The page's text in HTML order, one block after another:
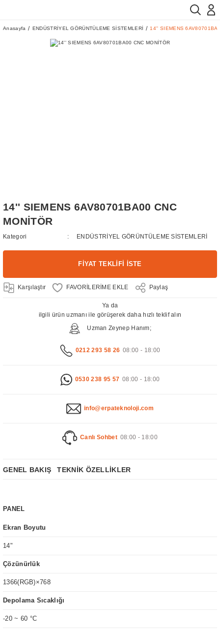
Anasayfa ENDÜSTRİYEL GÖRÜNTÜLEME SİSTEMLERİ 14'' SIEMENS
14'' SIEMENS 6AV80701BA00 CNC
MONİTÖR
Kategori ENDÜSTRİYEL GÖRÜNTÜLEME SİSTEMLERİ
FİYAT TEKLİFİ İSTE
Karşılaştır Paylaş
Ya da
ilgili ürün uzmanı ile görüşerek daha hızlı teklif alın
Uzman Zeynep Hanım;
0212 293 58 26 08:00 - 18:00
0530 238 95 57 08:00 - 18:00
info@erpateknoloji.com
Canlı Sohbet 08:00 - 18:00
GENEL BAKIŞ TEKNİK ÖZELLİKLER
PANEL
Ekran Boyutu
14"
Çözünürlük
1366(RGB)×768
Depolama Sıcaklığı
-20 ~ 60 °C